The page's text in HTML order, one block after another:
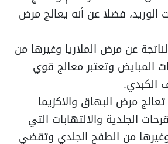
الوريد، فضلا عن أنه يعالج مرض
عن مرض الملاريا وغيرها من
المبايض وتعتبر معالج قوي
الكبدي.
مرض البهاق والاكزيما
الجلدية والالتهابات التي
من الطفح الجلدي وتقضي